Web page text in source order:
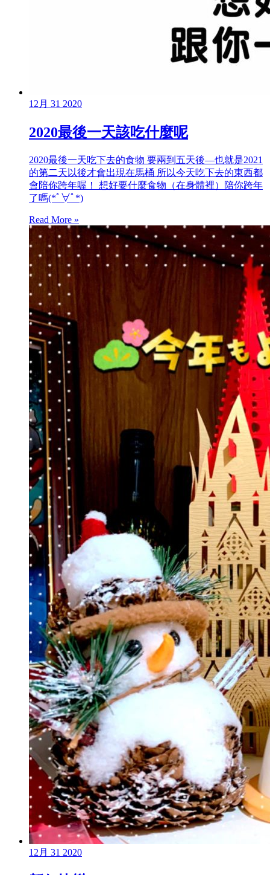
12月 31 2020
2020最後一天該吃什麼呢
2020最後一天吃下去的食物 要兩到五天後—也就是2021
的第二天以後才會出現在馬桶 所以今天吃下去的東西都
會陪你跨年喔！ 想好要什麼食物（在身體裡）陪你跨年
了嗎(*ﾟ∀ﾟ*)
Read More »
12月 31 2020